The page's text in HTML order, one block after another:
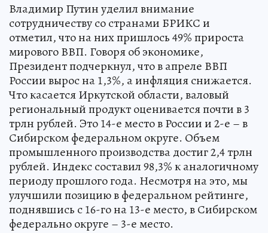
Владимир Путин уделил внимание
сотрудничеству со странами БРИКС и
отметил, что на них пришлось 49% прироста
мирового ВВП. Говоря об экономике,
Президент подчеркнул, что в апреле ВВП
России вырос на 1,3%, а инфляция снижается.
Что касается Иркутской области, валовый
региональный продукт оценивается почти в 3
трлн рублей. Это 14-е место в России и 2-е – в
Сибирском федеральном округе. Объем
промышленного производства достиг 2,4 трлн
рублей. Индекс составил 98,3% к аналогичному
периоду прошлого года. Несмотря на это, мы
улучшили позицию в федеральном рейтинге,
поднявшись с 16-го на 13-е место, в Сибирском
федерально округе – 3-е место.